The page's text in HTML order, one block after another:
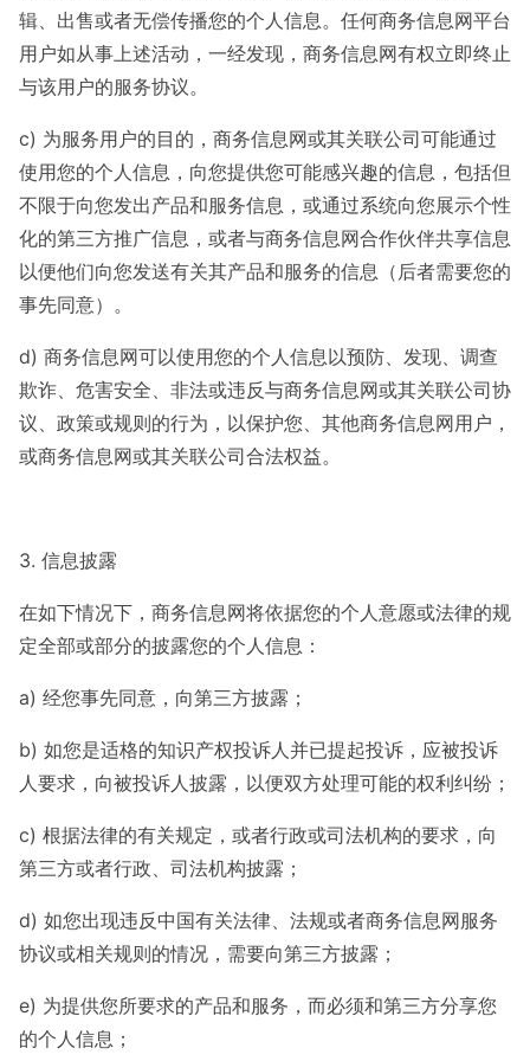
辑、出售或者无偿传播您的个人信息。任何商务信息网平台
用户如从事上述活动，一经发现，商务信息网有权立即终止
与该用户的服务协议。
c) 为服务用户的目的，商务信息网或其关联公司可能通过
使用您的个人信息，向您提供您可能感兴趣的信息，包括但
不限于向您发出产品和服务信息，或通过系统向您展示个性
化的第三方推广信息，或者与商务信息网合作伙伴共享信息
以便他们向您发送有关其产品和服务的信息（后者需要您的
事先同意）。
d) 商务信息网可以使用您的个人信息以预防、发现、调查
欺诈、危害安全、非法或违反与商务信息网或其关联公司协
议、政策或规则的行为，以保护您、其他商务信息网用户，
或商务信息网或其关联公司合法权益。
3. 信息披露
在如下情况下，商务信息网将依据您的个人意愿或法律的规
定全部或部分的披露您的个人信息：
a) 经您事先同意，向第三方披露；
b) 如您是适格的知识产权投诉人并已提起投诉，应被投诉
人要求，向被投诉人披露，以便双方处理可能的权利纠纷；
c) 根据法律的有关规定，或者行政或司法机构的要求，向
第三方或者行政、司法机构披露；
d) 如您出现违反中国有关法律、法规或者商务信息网服务
协议或相关规则的情况，需要向第三方披露；
e) 为提供您所要求的产品和服务，而必须和第三方分享您
的个人信息；